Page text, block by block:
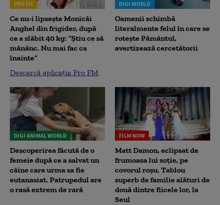
PRO FM
Ce nu-i lipsește Monicăi
Anghel din frigider, după
ce a slăbit 40 kg: “Știu ce să
mănânc. Nu mai fac ca
înainte”
Descarcă aplicația Pro FM
DIGI WORLD
Oamenii schimbă
literalmente felul în care se
rotește Pământul,
avertizează cercetătorii
DIGI ANIMAL WORLD
Descoperirea făcută de o
femeie după ce a salvat un
câine care urma sa fie
eutanasiat. Patrupedul are
o rasă extrem de rară
FILM NOW
Matt Damon, eclipsat de
frumoasa lui soție, pe
covorul roșu. Tablou
superb de familie alături de
două dintre fiicele lor, la
Seul